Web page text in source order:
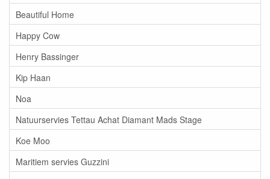
Beautiful Home
Happy Cow
Henry Bassinger
Kip Haan
Noa
Natuurservies Tettau Achat Diamant Mads Stage
Koe Moo
Maritiem servies Guzzini